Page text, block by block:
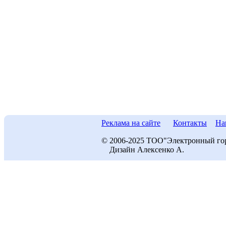
Реклама на сайте Контакты
© 2006-2025 ТОО"Электронный
Дизайн Алексенко А.